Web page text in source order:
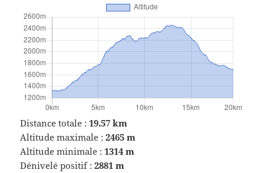
Distance totale : 19.57 km
Altitude maximale : 2465 m
Altitude minimale : 1314 m
Dénivelé positif : 2881 m